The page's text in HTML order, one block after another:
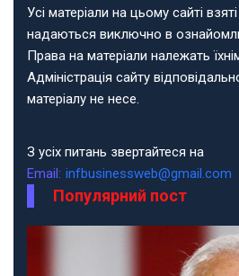
Усі матеріали на цьому сайті
надаються виключно в
Права на матеріали належать
Адміністрація сайту
матеріалу не несе.
З усіх питань звертайтеся на
Email: infbusinessweb@gmail.com
Популярний пост